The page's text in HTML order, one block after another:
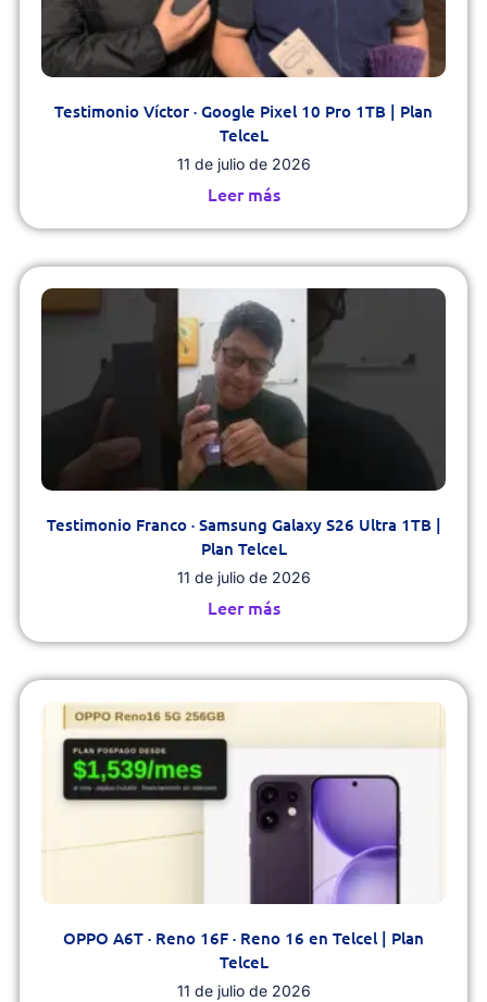
Testimonio Víctor · Google Pixel 10 Pro 1TB | Plan
TelceL
11 de julio de 2026
Leer más
Testimonio Franco · Samsung Galaxy S26 Ultra 1TB |
Plan TelceL
11 de julio de 2026
Leer más
OPPO A6T · Reno 16F · Reno 16 en Telcel | Plan
TelceL
11 de julio de 2026